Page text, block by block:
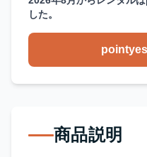
した。
商品説明